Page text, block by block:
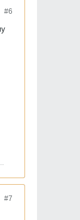
#6
#7